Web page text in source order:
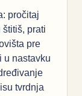
pročitaj
prati
pre
u nastavku
tvrdnja